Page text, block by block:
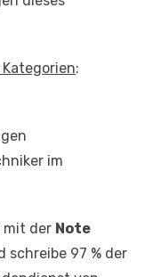
:
im
mit der Note
97 % der